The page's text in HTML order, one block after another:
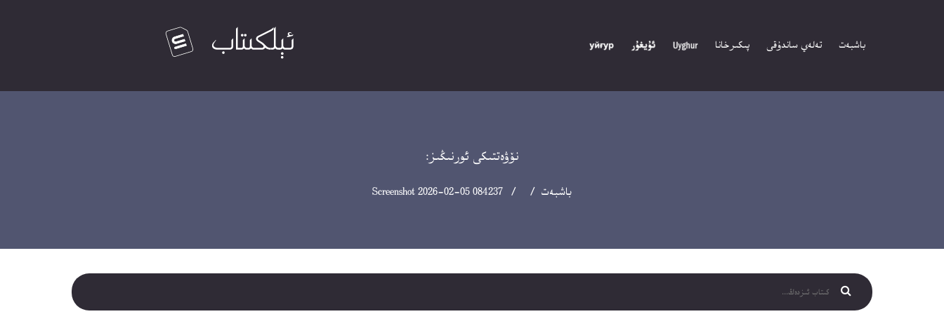
باشبەت تەلەي ساندۇقى پىكىرخانا
نۆۋەتتىكى ئورنىڭىز:
باشبەت / / Screenshot 2026-02-05 084237